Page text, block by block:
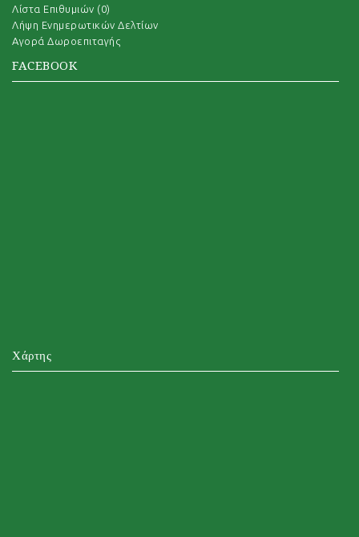
Λίστα Επιθυμιών (0)
Λήψη Ενημερωτικών Δελτίων
Αγορά Δωροεπιταγής
FACEBOOK
Χάρτης